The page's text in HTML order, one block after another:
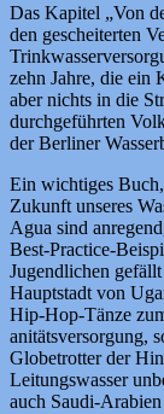
Das Kapitel „Von
den gescheiterten
zehn Jahre, die ein
aber nichts in die
durchgeführten
der Berliner
Ein wichtiges
Zukunft unseres
Agua sind
Best-Practice-
Jugendlichen
Hauptstadt von
Hip-Hop-Tänze
anitätsversorgung,
Globetrotter der
Leitungswasser
auch Saudi-